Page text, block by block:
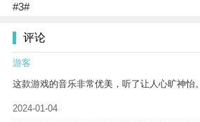
#3#
评论
游客
这款游戏的音乐非常优美，听了让人心旷神怡。
2024-01-04